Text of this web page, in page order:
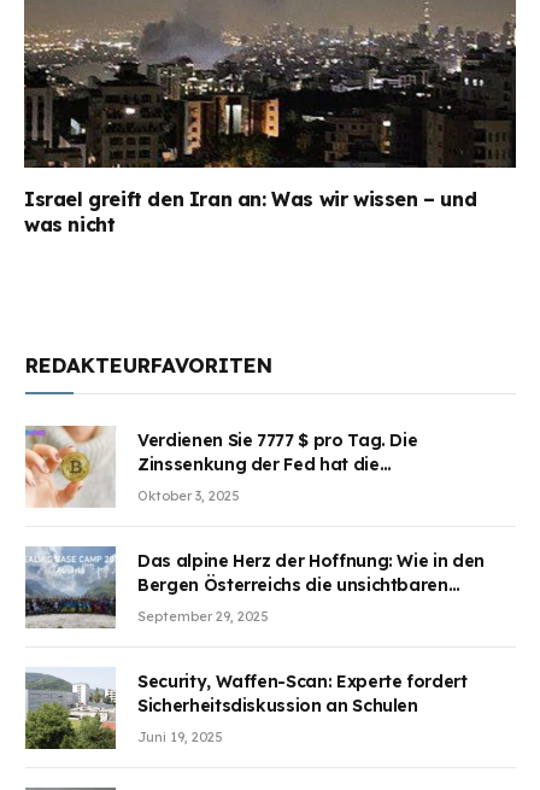
Israel greift den Iran an: Was wir wissen – und
was nicht
REDAKTEURFAVORITEN
Verdienen Sie 7777 $ pro Tag. Die
Zinssenkung der Fed hat die
Aufmerksamkeit des Marktes erregt.
Oktober 3, 2025
Das alpine Herz der Hoffnung: Wie in den
Bergen Österreichs die unsichtbaren
Wunden des Kriegesheilen
September 29, 2025
Security, Waffen-Scan: Experte fordert
Sicherheitsdiskussion an Schulen
Juni 19, 2025